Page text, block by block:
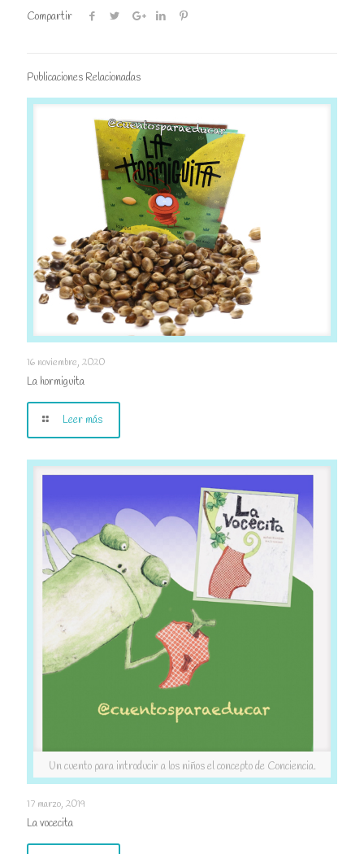
Compartir
Publicaciones Relacionadas
16 noviembre, 2020
La hormiguita
Leer más
La vocecita
Un cuento para introducir a los niños el concepto de Conciencia.
17 marzo, 2019
La vocecita